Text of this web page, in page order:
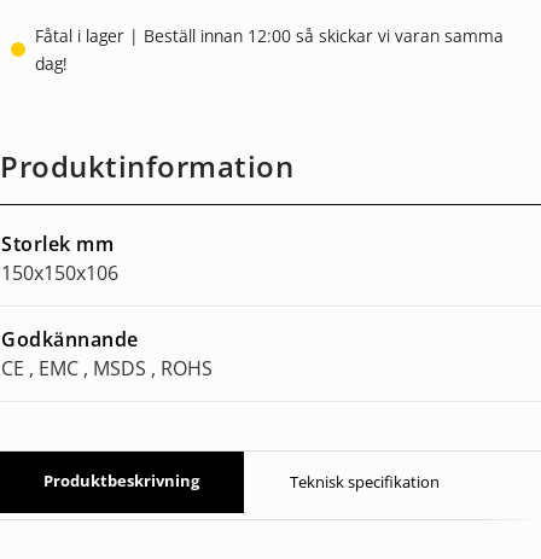
Fåtal i lager | Beställ innan 12:00 så skickar vi varan samma
dag!
Produktinformation
Storlek mm
150x150x106
Godkännande
CE , EMC , MSDS , ROHS
Produktbeskrivning Teknisk specifikation